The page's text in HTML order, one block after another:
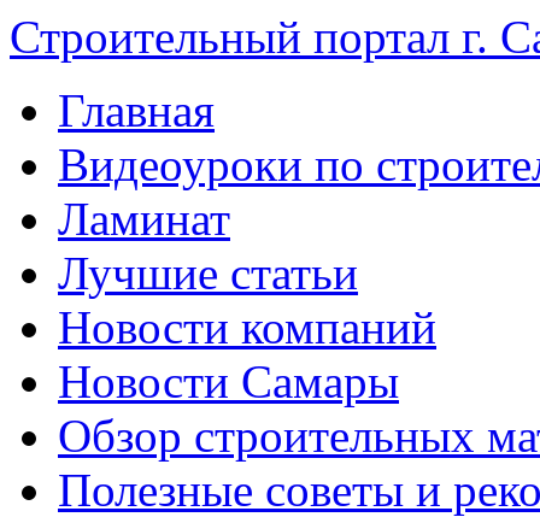
Строительный портал г.
Главная
Видеоуроки по
Ламинат
Лучшие статьи
Новости компаний
Новости Самары
Обзор строительных
Полезные советы и